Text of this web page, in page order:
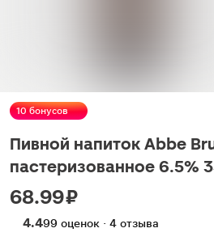
10 бонусов
Пивной напиток Abbe
пастеризованное 6.5%
68.99 ₽
4.499 оценок · 4 отзыва